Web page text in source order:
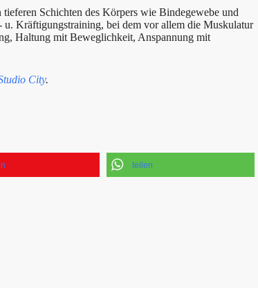
Schichten des Körpers wie Bindegewebe und
u. Kräftigungstraining, bei dem vor allem die Muskulatur
Haltung mit Beweglichkeit, Anspannung mit
City.
teilen